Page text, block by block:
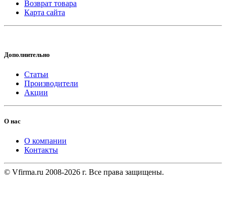
Возврат товара
Карта сайта
Дополнительно
Статьи
Производители
Акции
О нас
О компании
Контакты
© Vfirma.ru 2008-2026 г. Все права защищены.